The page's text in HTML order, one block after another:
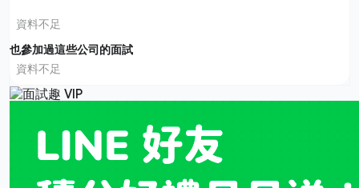
資料不足
也參加過這些公司的面試
資料不足